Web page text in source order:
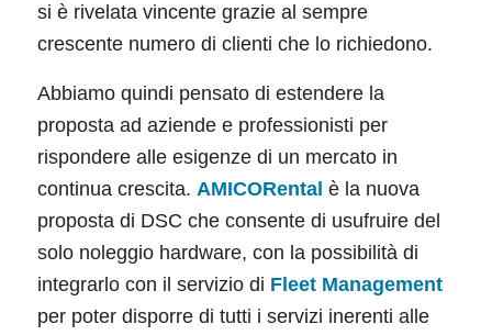
si è rivelata vincente grazie al sempre
crescente numero di clienti che lo richiedono.
Abbiamo quindi pensato di estendere la
proposta ad aziende e professionisti per
rispondere alle esigenze di un mercato in
continua crescita. AMICORental è la nuova
proposta di DSC che consente di usufruire del
solo noleggio hardware, con la possibilità di
integrarlo con il servizio di Fleet Management
per poter disporre di tutti i servizi inerenti alle